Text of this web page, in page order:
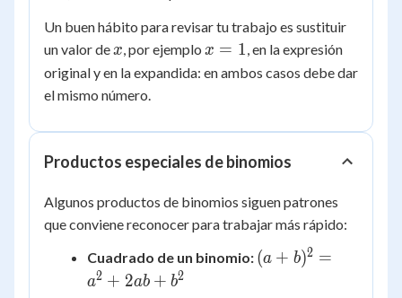
4
- 4
Un buen hábito para revisar tu trabajo es sustituir
un valor de x
x, por ejemplo x
=
x = 1, en la expresión
original y en la expandida: en ambos casos debe dar
el mismo número.
Productos especiales de binomios
Algunos productos de binomios siguen patrones
que conviene reconocer para trabajar más rápido:
Cuadrado de un binomio: (a+b)^2
(a + b)2 =
a2 + 2ab + b2